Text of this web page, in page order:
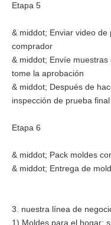
Etapa 5
& middot; Enviar video
comprador
& middot; Envíe
tome la aprobación
& middot; Después de
inspección de prueba final
Etapa 6
& middot; Pack moldes
& middot; Entrega de
3. nuestra línea de
1) Moldes para el hogar: